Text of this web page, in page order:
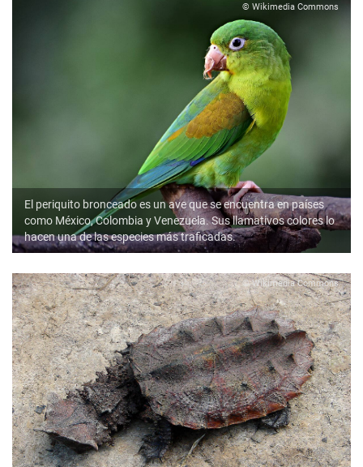
© Wikimedia Commons
El periquito bronceado es un ave que se encuentra en países
como México, Colombia y Venezuela. Sus llamativos colores lo
hacen una de las especies más traficadas.
© Wikimedia Commons